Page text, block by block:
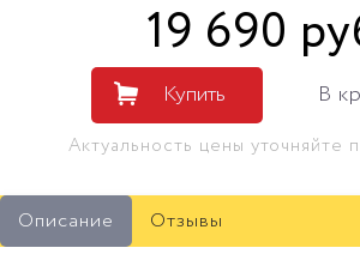
19 690
Купить В
Актуальность цены уточняйте
Описание Отзывы